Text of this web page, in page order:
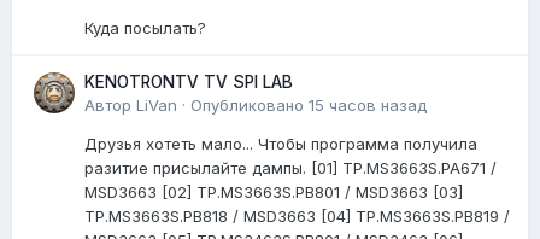
Куда посылать?
KENOTRONTV TV SPI LAB
Автор LiVan · Опубликовано 15 часов назад
Друзья хотеть мало... Чтобы программа получила
разитие присылайте дампы. [01] TP.MS3663S.PA671 /
MSD3663 [02] TP.MS3663S.PB801 / MSD3663 [03]
TP.MS3663S.PB818 / MSD3663 [04] TP.MS3663S.PB819 /